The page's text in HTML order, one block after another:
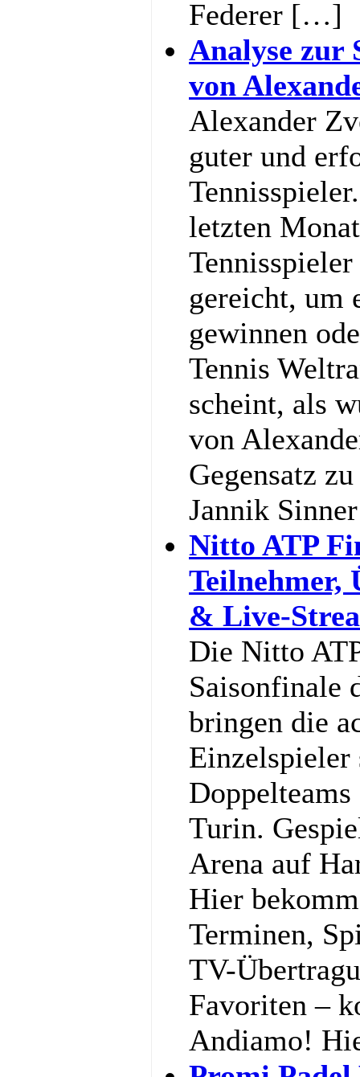
Federer […]
Analyse zur
von
Alexander
guter und
letzten
gereicht, um
gewinnen
Tennis
scheint, als
von
Gegensatz
Jannik
Nitto ATP
Teilnehmer,
& Live-
Die Nitto
Saisonfinale
bringen die
Einzelspieler
Doppelteams
Turin.
Arena auf
Hier
Terminen,
TV-
Favoriten –
Andiamo!